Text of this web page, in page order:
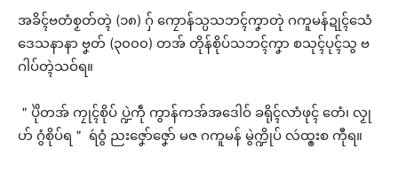
အခိၚ်ဗတံစၟတ်တ္ၚဲ (၁၈) ဂှ် ကၠောန်သ္ပသဘၚ်ကၞာတုဲ ဂကူမန်ဍုၚ်သေံ
ဒေသနာနာ ဗၞတ် (၃၀၀၀) တအ် တိုန်စိုပ်သဘၚ်ကၞာ စသုၚ်ပုၚ်သွ ဗ
ဂါပ်တ္ၚဲသဝ်ရ။
＂ပိုဲတအ် ကၠုၚ်စိုပ် ပ္ဍဲကဵု ကွာန်ကအ်အဒေါဝ် ခရိုၚ်လာံဖုၚ် တေံ၊ လၟု
ဟ် ဂွံစိုပ်ရ＂ ရဴဝွံ ညးဇၞော်ဇၞော် မဇ ဂကူမန် မွဲက္ဍိုပ် လဴထ္ၜးစ ကီုရ။